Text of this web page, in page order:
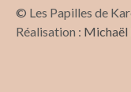
© Les Papilles de
Réalisation : Michaël